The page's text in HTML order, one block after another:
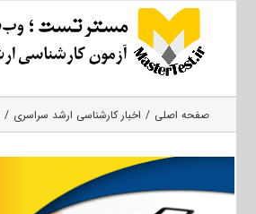
صفحه اصلی اخبار کارشناسی ارشد سراسری